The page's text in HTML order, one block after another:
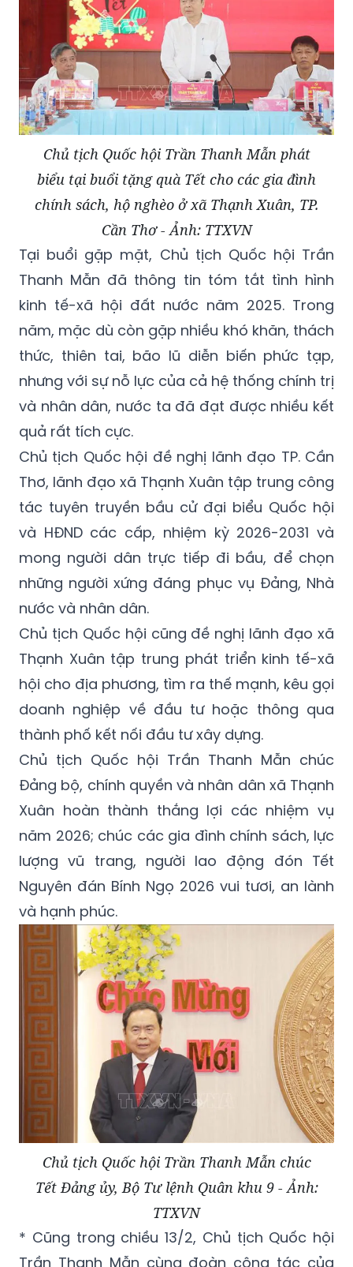
Chủ tịch Quốc hội Trần Thanh Mẫn phát
biểu tại buổi tặng quà Tết cho các gia đình
chính sách, hộ nghèo ở xã Thạnh Xuân, TP.
Cần Thơ - Ảnh: TTXVN
Tại buổi gặp mặt, Chủ tịch Quốc hội Trần
Thanh Mẫn đã thông tin tóm tắt tình hình
kinh tế-xã hội đất nước năm 2025. Trong
năm, mặc dù còn gặp nhiều khó khăn, thách
thức, thiên tai, bão lũ diễn biến phức tạp,
nhưng với sự nỗ lực của cả hệ thống chính trị
và nhân dân, nước ta đã đạt được nhiều kết
quả rất tích cực.
Chủ tịch Quốc hội đề nghị lãnh đạo TP. Cần
Thơ, lãnh đạo xã Thạnh Xuân tập trung công
tác tuyên truyền bầu cử đại biểu Quốc hội
và HĐND các cấp, nhiệm kỳ 2026-2031 và
mong người dân trực tiếp đi bầu, để chọn
những người xứng đáng phục vụ Đảng, Nhà
nước và nhân dân.
Chủ tịch Quốc hội cũng đề nghị lãnh đạo xã
Thạnh Xuân tập trung phát triển kinh tế-xã
hội cho địa phương, tìm ra thế mạnh, kêu gọi
doanh nghiệp về đầu tư hoặc thông qua
thành phố kết nối đầu tư xây dựng.
Chủ tịch Quốc hội Trần Thanh Mẫn chúc
Đảng bộ, chính quyền và nhân dân xã Thạnh
Xuân hoàn thành thắng lợi các nhiệm vụ
năm 2026; chúc các gia đình chính sách, lực
lượng vũ trang, người lao động đón Tết
Nguyên đán Bính Ngọ 2026 vui tươi, an lành
và hạnh phúc.
Chủ tịch Quốc hội Trần Thanh Mẫn chúc
Tết Đảng ủy, Bộ Tư lệnh Quân khu 9 - Ảnh:
TTXVN
* Cũng trong chiều 13/2, Chủ tịch Quốc hội
Trần Thanh Mẫn cùng đoàn công tác của